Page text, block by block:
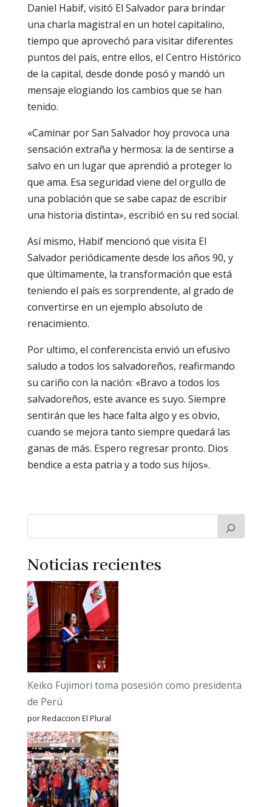
Daniel Habif, visitó El Salvador para brindar
una charla magistral en un hotel capitalino,
tiempo que aprovechó para visitar diferentes
puntos del país, entre ellos, el Centro Histórico
de la capital, desde donde posó y mandó un
mensaje elogiando los cambios que se han
tenido.
«Caminar por San Salvador hoy provoca una
sensación extraña y hermosa: la de sentirse a
salvo en un lugar que aprendió a proteger lo
que ama. Esa seguridad viene del orgullo de
una población que se sabe capaz de escribir
una historia distinta», escribió en su red social.
Así mismo, Habif mencionó que visita El
Salvador periódicamente desde los años 90, y
que últimamente, la transformación que está
teniendo el país es sorprendente, al grado de
convertirse en un ejemplo absoluto de
renacimiento.
Por ultimo, el conferencista envió un efusivo
saludo a todos los salvadoreños, reafirmando
su cariño con la nación: «Bravo a todos los
salvadoreños, este avance es suyo. Siempre
sentirán que les hace falta algo y es obvio,
cuando se mejora tanto siempre quedará las
ganas de más. Espero regresar pronto. Dios
bendice a esta patria y a todo sus hijos».
Noticias recientes
Keiko Fujimori toma posesión como presidenta
de Perú
por Redaccion El Plural